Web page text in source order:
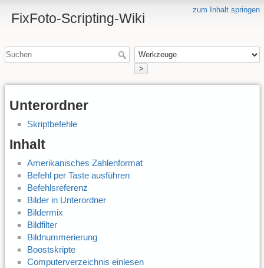
zum Inhalt springen
FixFoto-Scripting-Wiki
>
Unterordner
Skriptbefehle
Inhalt
Amerikanisches Zahlenformat
Befehl per Taste ausführen
Befehlsreferenz
Bilder in Unterordner
Bildermix
Bildfilter
Bildnummerierung
Boostskripte
Computerverzeichnis einlesen